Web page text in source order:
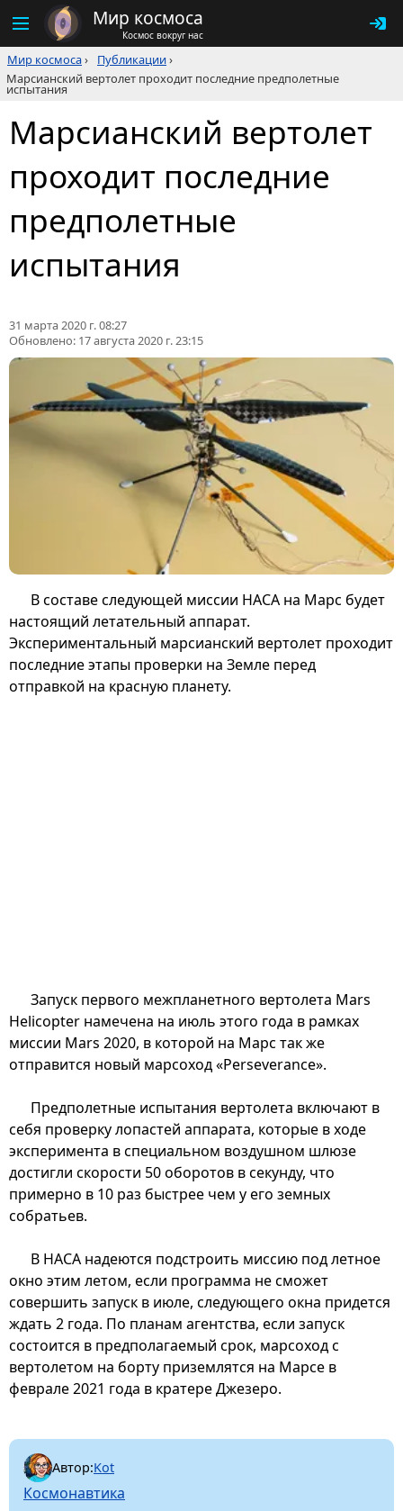
Мир космоса
Космос вокруг нас
Мир космоса› Публикации›
Марсианский вертолет проходит последние предполетные
испытания
Марсианский вертолет
проходит последние
предполетные
испытания
31 марта 2020 г. 08:27
Обновлено: 17 августа 2020 г. 23:15
В составе следующей миссии НАСА на Марс будет
настоящий летательный аппарат.
Экспериментальный марсианский вертолет проходит
последние этапы проверки на Земле перед
отправкой на красную планету.
Запуск первого межпланетного вертолета Mars
Helicopter намечена на июль этого года в рамках
миссии Mars 2020, в которой на Марс так же
отправится новый марсоход «Perseverance».
Предполетные испытания вертолета включают в
себя проверку лопастей аппарата, которые в ходе
эксперимента в специальном воздушном шлюзе
достигли скорости 50 оборотов в секунду, что
примерно в 10 раз быстрее чем у его земных
собратьев.
В НАСА надеются подстроить миссию под летное
окно этим летом, если программа не сможет
совершить запуск в июле, следующего окна придется
ждать 2 года. По планам агентства, если запуск
состоится в предполагаемый срок, марсоход с
вертолетом на борту приземлятся на Марсе в
феврале 2021 года в кратере Джезеро.
Автор:Kot
Космонавтика